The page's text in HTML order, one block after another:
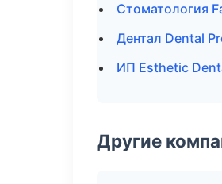
Стоматология
Дентал Dental
ИП Esthetic
Другие